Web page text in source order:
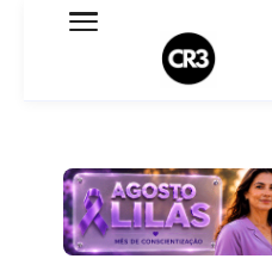
Expediente
Termo de Uso
Sobre o blog